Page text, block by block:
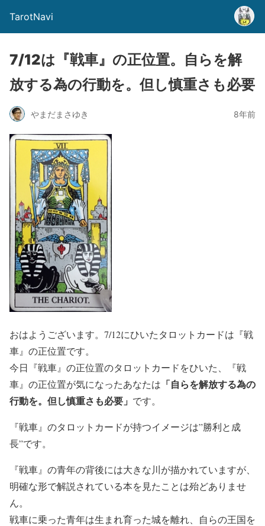
TarotNavi
7/12は『戦車』の正位置。自らを解
放する為の行動を。但し慎重さも必要
やまだまさゆき 8年前
おはようございます。7/12にひいたタロットカードは『戦
車』の正位置です。
今日『戦車』の正位置のタロットカードをひいた、『戦
車』の正位置が気になったあなたは 「自らを解放する為の
行動を。但し慎重さも必要」 です。
『戦車』のタロットカードが持つイメージは”勝利と成
長”です。
『戦車』の青年の背後には大きな川が描かれていますが、
明確な形で解説されている本を見たことは殆どありませ
ん。
戦車に乗った青年は生まれ育った城を離れ、自らの王国を